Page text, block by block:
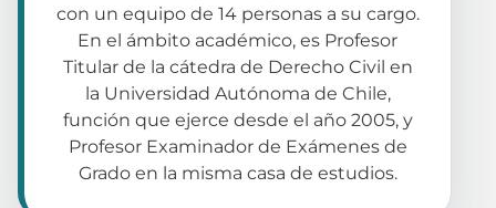
con un equipo de 14 personas a su cargo.
En el ámbito académico, es Profesor
Titular de la cátedra de Derecho Civil en
la Universidad Autónoma de Chile,
función que ejerce desde el año 2005, y
Profesor Examinador de Exámenes de
Grado en la misma casa de estudios.